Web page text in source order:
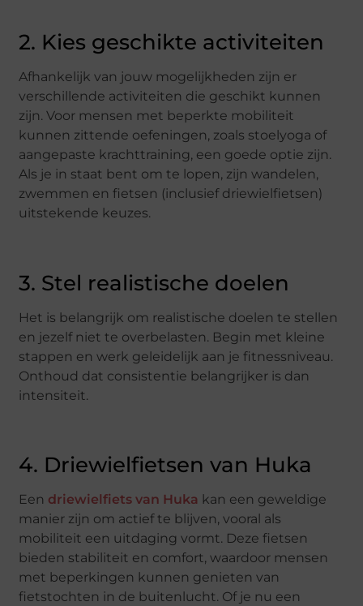
2. Kies geschikte activiteiten
Afhankelijk van jouw mogelijkheden zijn er
verschillende activiteiten die geschikt kunnen
zijn. Voor mensen met beperkte mobiliteit
kunnen zittende oefeningen, zoals stoelyoga of
aangepaste krachttraining, een goede optie zijn.
Als je in staat bent om te lopen, zijn wandelen,
zwemmen en fietsen (inclusief driewielfietsen)
uitstekende keuzes.
3. Stel realistische doelen
Het is belangrijk om realistische doelen te stellen
en jezelf niet te overbelasten. Begin met kleine
stappen en werk geleidelijk aan je fitnessniveau.
Onthoud dat consistentie belangrijker is dan
intensiteit.
4. Driewielfietsen van Huka
Een driewielfiets van Huka kan een geweldige
manier zijn om actief te blijven, vooral als
mobiliteit een uitdaging vormt. Deze fietsen
bieden stabiliteit en comfort, waardoor mensen
met beperkingen kunnen genieten van
fietstochten in de buitenlucht. Of je nu een